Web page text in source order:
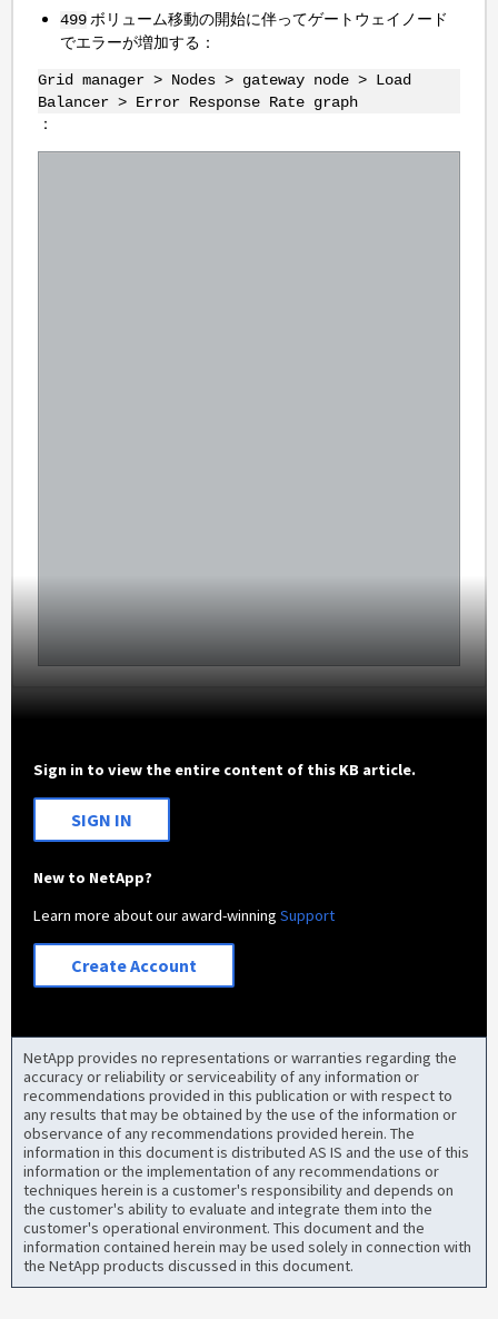
499 ボリューム移動の開始に伴ってゲートウェイノード
でエラーが増加する：
Grid manager > Nodes > gateway node > Load
Balancer > Error Response Rate graph
：
Sign in to view the entire content of this KB article.
SIGN IN
New to NetApp?
Learn more about our award-winningSupport
Create Account
NetApp provides no representations or warranties regarding the
accuracy or reliability or serviceability of any information or
recommendations provided in this publication or with respect to
any results that may be obtained by the use of the information or
observance of any recommendations provided herein. The
information in this document is distributed AS IS and the use of this
information or the implementation of any recommendations or
techniques herein is a customer's responsibility and depends on
the customer's ability to evaluate and integrate them into the
customer's operational environment. This document and the
information contained herein may be used solely in connection with
the NetApp products discussed in this document.